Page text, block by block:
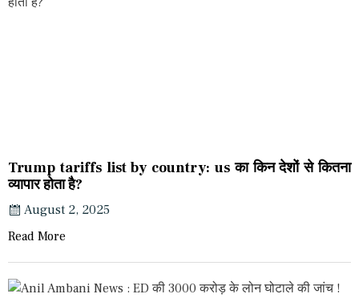
Trump tariffs list by country: us का किन देशों से कितना
व्यापार होता है?
August 2, 2025
Read More